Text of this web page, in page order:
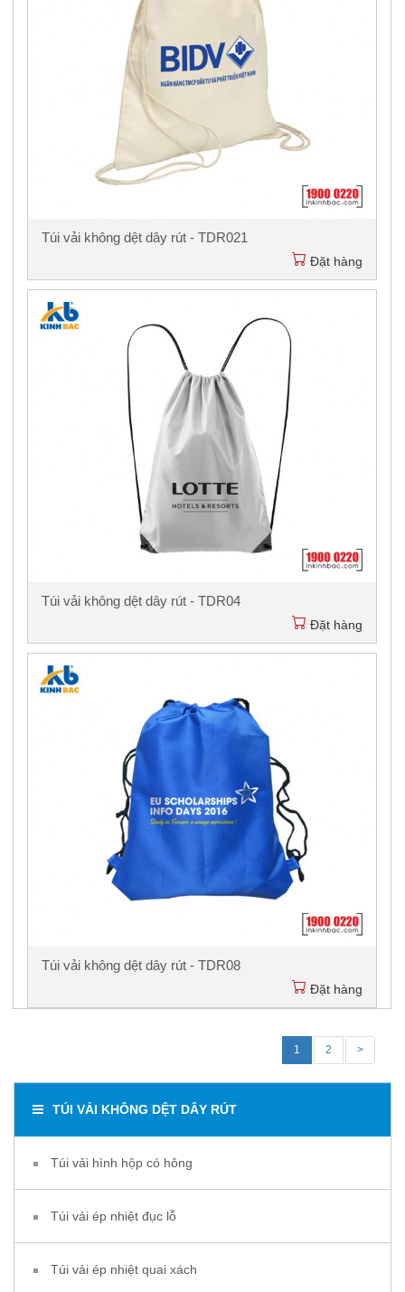
Túi vải không dệt dây rút - TDR021
Đặt hàng
Túi vải không dệt dây rút - TDR04
Đặt hàng
Túi vải không dệt dây rút - TDR08
Đặt hàng
1 2 >
TÚI VẢI KHÔNG DỆT DÂY RÚT
Túi vải hình hộp có hông
Túi vải ép nhiệt đục lỗ
Túi vải ép nhiệt quai xách